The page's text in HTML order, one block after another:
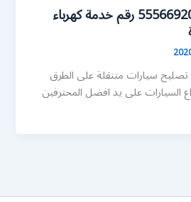
خدمة بنشر الوفرة 55566920 رقم خدمة كهرباء
سيارات متنقلة على الطرق
السيارات على يد افضل المحترفين